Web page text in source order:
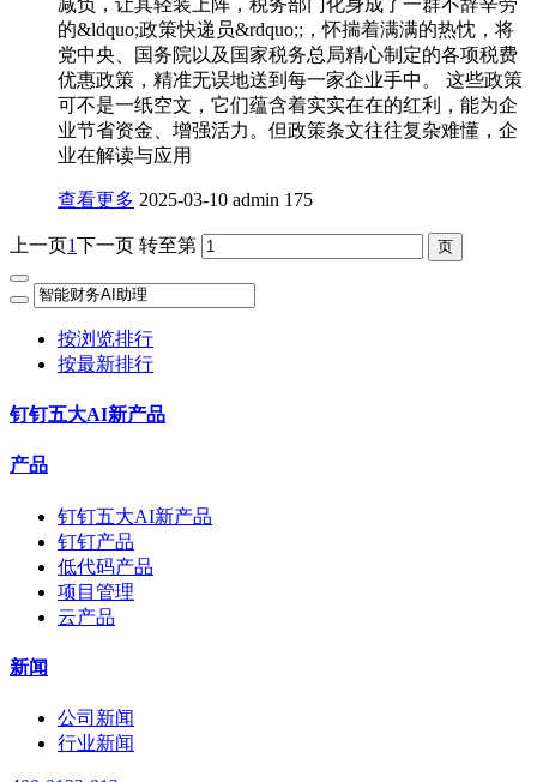
的&ldquo;政策快递员&rdquo;;，怀揣着满满的热忱，将
党中央、国务院以及国家税务总局精心制定的各项税费
优惠政策，精准无误地送到每一家企业手中。 这些政策
可不是一纸空文，它们蕴含着实实在在的红利，能为企
业节省资金、增强活力。但政策条文往往复杂难懂，企
业在解读与应用
查看更多 2025-03-10 admin 175
上一页1下一页 转至第
按浏览排行
按最新排行
钉钉五大AI新产品
产品
钉钉五大AI新产品
钉钉产品
低代码产品
项目管理
云产品
新闻
公司新闻
行业新闻